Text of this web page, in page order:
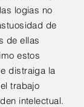
logias no
de
de ellas
estos
distraiga la
trabajo
intelectual.